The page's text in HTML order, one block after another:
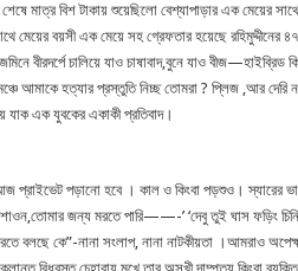
মাত্র বিশ টাকায় শুয়েছিলো বেশ্যাপাড়ার এক মেয়ের
মেয়ের বয়সী এক মেয়ে সহ গ্রেফতার হয়েছে রহিমুদ্দীনের
বীরদর্পে চালিয়ে যাও চাষাবাদ,বুনে যাও বীজ—হাইব্রিড
আমাকে হত্যার প্রস্তুতি নিচ্ছ তোমরা ? প্লিজ ,আর দেরি
যাক এক যুবকের একাকী প্রতিবাদ।
প্রাইভেট পড়ানো হবে । কাল ও কিংবা পড়শুও। স্যারের
জন্য মরতে পারি——-’ ‘দেবু তুই ঘাস ফড়িং
বলছে কে”-নানা সংলাপ, নানা নাটকীয়তা ।আমরাও